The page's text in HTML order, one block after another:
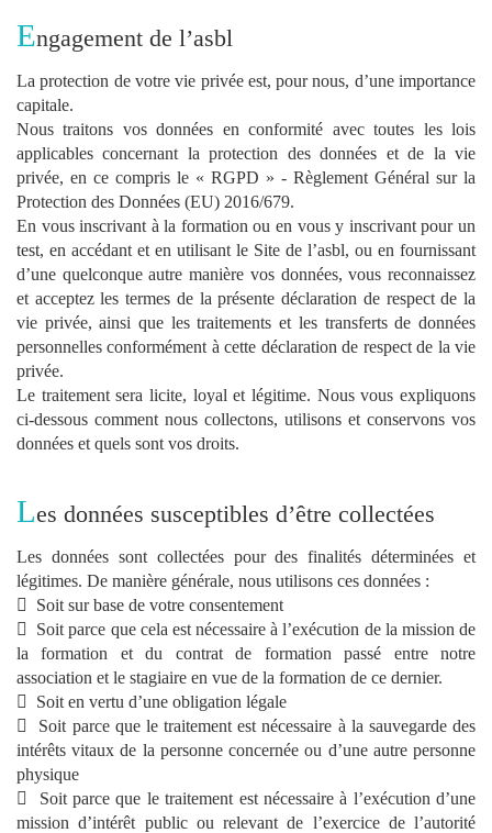
Engagement de l’asbl
La protection de votre vie privée est, pour nous, d’une importance
capitale.
Nous traitons vos données en conformité avec toutes les lois
applicables concernant la protection des données et de la vie
privée, en ce compris le « RGPD » - Règlement Général sur la
Protection des Données (EU) 2016/679.
En vous inscrivant à la formation ou en vous y inscrivant pour un
test, en accédant et en utilisant le Site de l’asbl, ou en fournissant
d’une quelconque autre manière vos données, vous reconnaissez
et acceptez les termes de la présente déclaration de respect de la
vie privée, ainsi que les traitements et les transferts de données
personnelles conformément à cette déclaration de respect de la vie
privée.
Le traitement sera licite, loyal et légitime. Nous vous expliquons
ci-dessous comment nous collectons, utilisons et conservons vos
données et quels sont vos droits.
Les données susceptibles d’être collectées
Les données sont collectées pour des finalités déterminées et
légitimes. De manière générale, nous utilisons ces données :
Soit sur base de votre consentement
Soit parce que cela est nécessaire à l’exécution de la mission de
la formation et du contrat de formation passé entre notre
association et le stagiaire en vue de la formation de ce dernier.
Soit en vertu d’une obligation légale
Soit parce que le traitement est nécessaire à la sauvegarde des
intérêts vitaux de la personne concernée ou d’une autre personne
physique
Soit parce que le traitement est nécessaire à l’exécution d’une
mission d’intérêt public ou relevant de l’exercice de l’autorité